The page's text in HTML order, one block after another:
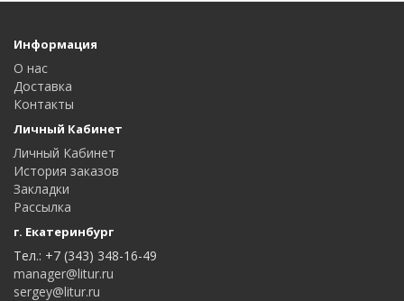
Информация
О нас
Доставка
Контакты
Личный Кабинет
Личный Кабинет
История заказов
Закладки
Рассылка
г. Екатеринбург
Тел.: +7 (343) 348-16-49
manager@litur.ru
sergey@litur.ru